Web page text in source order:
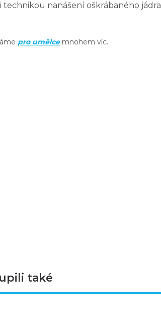
nanášení oškrábaného
pro umělcemnohem víc.
také